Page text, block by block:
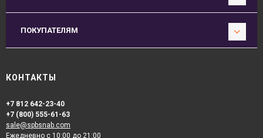
ПОКУПАТЕЛЯМ
КОНТАКТЫ
+7 812 642-23-40
+7 (800) 555-61-63
sale@spbsnab.com
Ежедневно с 10:00 до 21:00